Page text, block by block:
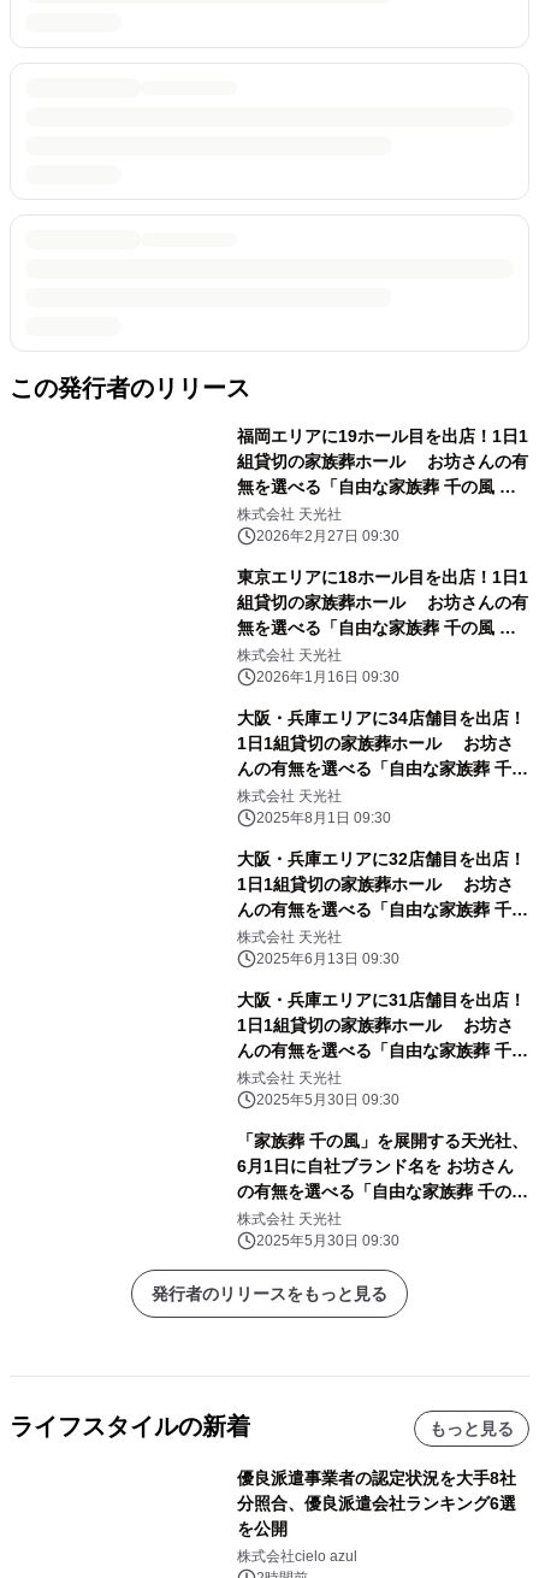
この発行者のリリース
福岡エリアに19ホール目を出店！1日1
組貸切の家族葬ホール お坊さんの有
無を選べる「自由な家族葬 千の風 三
苫ホール」 3月7日(土)オープン
株式会社 天光社
2026年2月27日 09:30
東京エリアに18ホール目を出店！1日1
組貸切の家族葬ホール お坊さんの有
無を選べる「自由な家族葬 千の風 羽
村市役所前ホール」 1月24日(土)オー
プン
株式会社 天光社
2026年1月16日 09:30
大阪・兵庫エリアに34店舗目を出店！
1日1組貸切の家族葬ホール お坊さ
んの有無を選べる「自由な家族葬 千の
風 宝塚山本ホール」 8月9日オープン
株式会社 天光社
2025年8月1日 09:30
大阪・兵庫エリアに32店舗目を出店！
1日1組貸切の家族葬ホール お坊さ
んの有無を選べる「自由な家族葬 千の
風 門真東ホール」 6月21日オープン
株式会社 天光社
2025年6月13日 09:30
大阪・兵庫エリアに31店舗目を出店！
1日1組貸切の家族葬ホール お坊さ
んの有無を選べる「自由な家族葬 千の
風 玉出ホール」 6月7日オープン
株式会社 天光社
2025年5月30日 09:30
「家族葬 千の風」を展開する天光社、
6月1日に自社ブランド名を お坊さん
の有無を選べる「自由な家族葬 千の
風」へ統一
株式会社 天光社
2025年5月30日 09:30
発行者のリリースをもっと見る
ライフスタイルの新着 もっと見る
優良派遣事業者の認定状況を大手8社
分照合、優良派遣会社ランキング6選
を公開
株式会社cielo azul